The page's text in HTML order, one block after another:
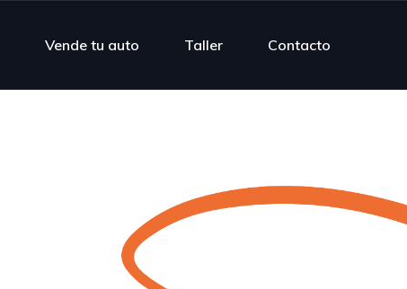
Vende tu auto Taller Contacto